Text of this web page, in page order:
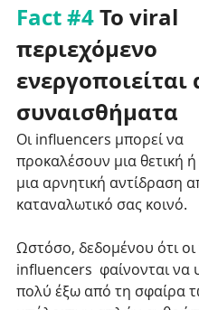
Fact #4 Το viral
περιεχόμενο
ενεργοποιείται
συναισθήματα
Οι influencers μπορεί να
προκαλέσουν μια θετική
μια αρνητική αντίδραση
καταναλωτικό σας κοινό.
Ωστόσο, δεδομένου ότι
influencers  φαίνονται να
πολύ έξω από τη σφαίρα